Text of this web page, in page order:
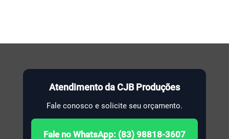
Atendimento da CJB Produções
Fale conosco e solicite seu orçamento.
Fale no WhatsApp: (83) 98818-3607